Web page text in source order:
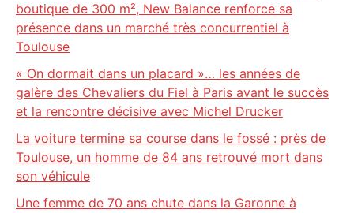
boutique de 300 m², New Balance renforce sa
présence dans un marché très concurrentiel à
Toulouse
« On dormait dans un placard »… les années de
galère des Chevaliers du Fiel à Paris avant le succès
et la rencontre décisive avec Michel Drucker
La voiture termine sa course dans le fossé : près de
Toulouse, un homme de 84 ans retrouvé mort dans
son véhicule
Une femme de 70 ans chute dans la Garonne à